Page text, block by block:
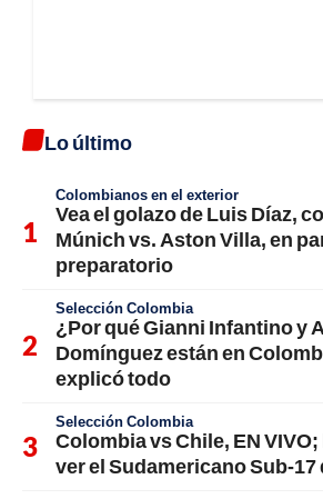
Lo último
Colombianos en el exterior
Vea el golazo de Luis Díaz,
Múnich vs. Aston Villa, en
preparatorio
Selección Colombia
¿Por qué Gianni Infantino y
Domínguez están en
explicó todo
Selección Colombia
Colombia vs Chile, EN
ver el Sudamericano Sub-17